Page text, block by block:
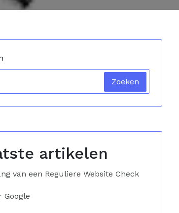
Zoeken
artikelen
van een Reguliere Website Check
Google